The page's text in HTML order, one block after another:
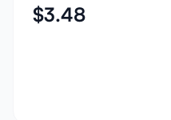
$3.48